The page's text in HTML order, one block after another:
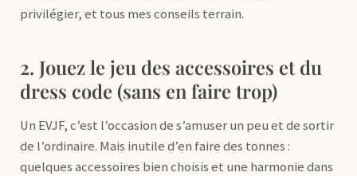
privilégier, et tous mes conseils terrain.
2. Jouez le jeu des accessoires et du
dress code (sans en faire trop)
Un EVJF, c’est l’occasion de s’amuser un peu et de sortir
de l’ordinaire. Mais inutile d’en faire des tonnes :
quelques accessoires bien choisis et une harmonie dans